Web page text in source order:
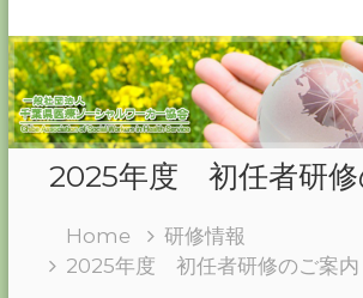
人
千
葉
県
医
療
ー
シ
2025年度 初任者研修
Home
研修情報
2025年度 初任者研修のご案内